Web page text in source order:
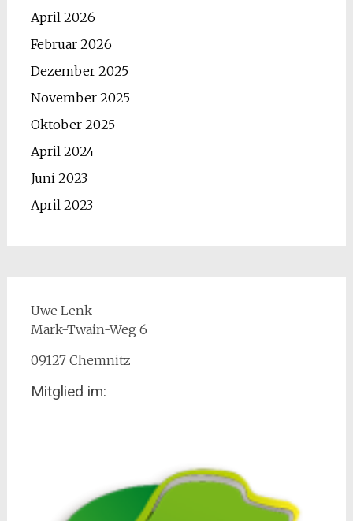
April 2026
Februar 2026
Dezember 2025
November 2025
Oktober 2025
April 2024
Juni 2023
April 2023
Uwe Lenk
Mark-Twain-Weg 6
09127 Chemnitz
Mitglied im: